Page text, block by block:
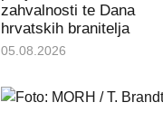
zahvalnosti te Dana
hrvatskih branitelja
05.08.2026